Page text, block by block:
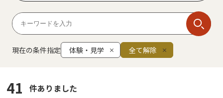
現在の条件指定 体験・見学 全て解除
41 件ありました